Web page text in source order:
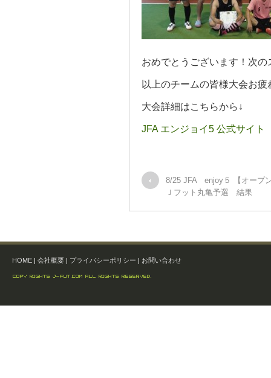
おめでとうございます！次
以上のチームの皆様大会お疲
大会詳細はこちらから↓
JFA エンジョイ5 公式サイト
8/25 JFA enjoy５ 【オー
Ｊフット丸亀予選 結果
HOME | 会社概要 | プライバシーポリシー | お問い合わせ